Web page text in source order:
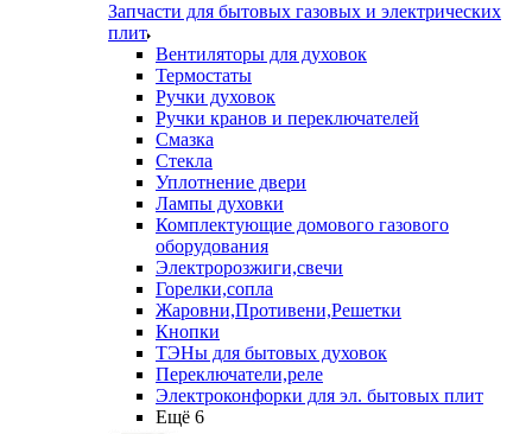
Запчасти для бытовых газовых и электрических
плит
Вентиляторы для духовок
Термостаты
Ручки духовок
Ручки кранов и переключателей
Смазка
Стекла
Уплотнение двери
Лампы духовки
Комплектующие домового газового
оборудования
Электророзжиги,свечи
Горелки,сопла
Жаровни,Противени,Решетки
Кнопки
ТЭНы для бытовых духовок
Переключатели,реле
Электроконфорки для эл. бытовых плит
Ещё 6